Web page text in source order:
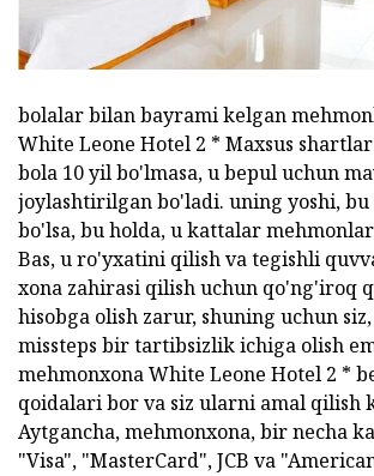
bolalar bilan bayrami kelgan
White Leone Hotel 2 * Maxsus
bola 10 yil bo'lmasa, u bepul uchun
joylashtirilgan bo'ladi. uning yoshi,
bo'lsa, bu holda, u kattalar
Bas, u ro'yxatini qilish va tegishli
xona zahirasi qilish uchun qo'ng'iroq
hisobga olish zarur, shuning uchun
missteps bir tartibsizlik ichiga olish
mehmonxona White Leone Hotel 2 *
qoidalari bor va siz ularni amal qilish
Aytgancha, mehmonxona, bir necha
"Visa", "MasterCard", JCB va